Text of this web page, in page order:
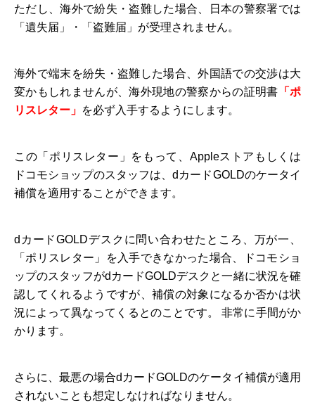
ただし、海外で紛失・盗難した場合、日本の警察署では
「遺失届」・「盗難届」が受理されません。
海外で端末を紛失・盗難した場合、外国語での交渉は大
変かもしれませんが、海外現地の警察からの証明書 「ポ
リスレター」 を必ず入手するようにします。
この「ポリスレター」をもって、Appleストアもしくは
ドコモショップのスタッフは、dカードGOLDのケータイ
補償を適用することができます。
dカードGOLDデスクに問い合わせたところ、万が一、
「ポリスレター」を入手できなかった場合、ドコモショ
ップのスタッフがdカードGOLDデスクと一緒に状況を確
認してくれるようですが、補償の対象になるか否かは状
況によって異なってくるとのことです。 非常に手間がか
かります。
さらに、最悪の場合dカードGOLDのケータイ補償が適用
されないことも想定しなければなりません。